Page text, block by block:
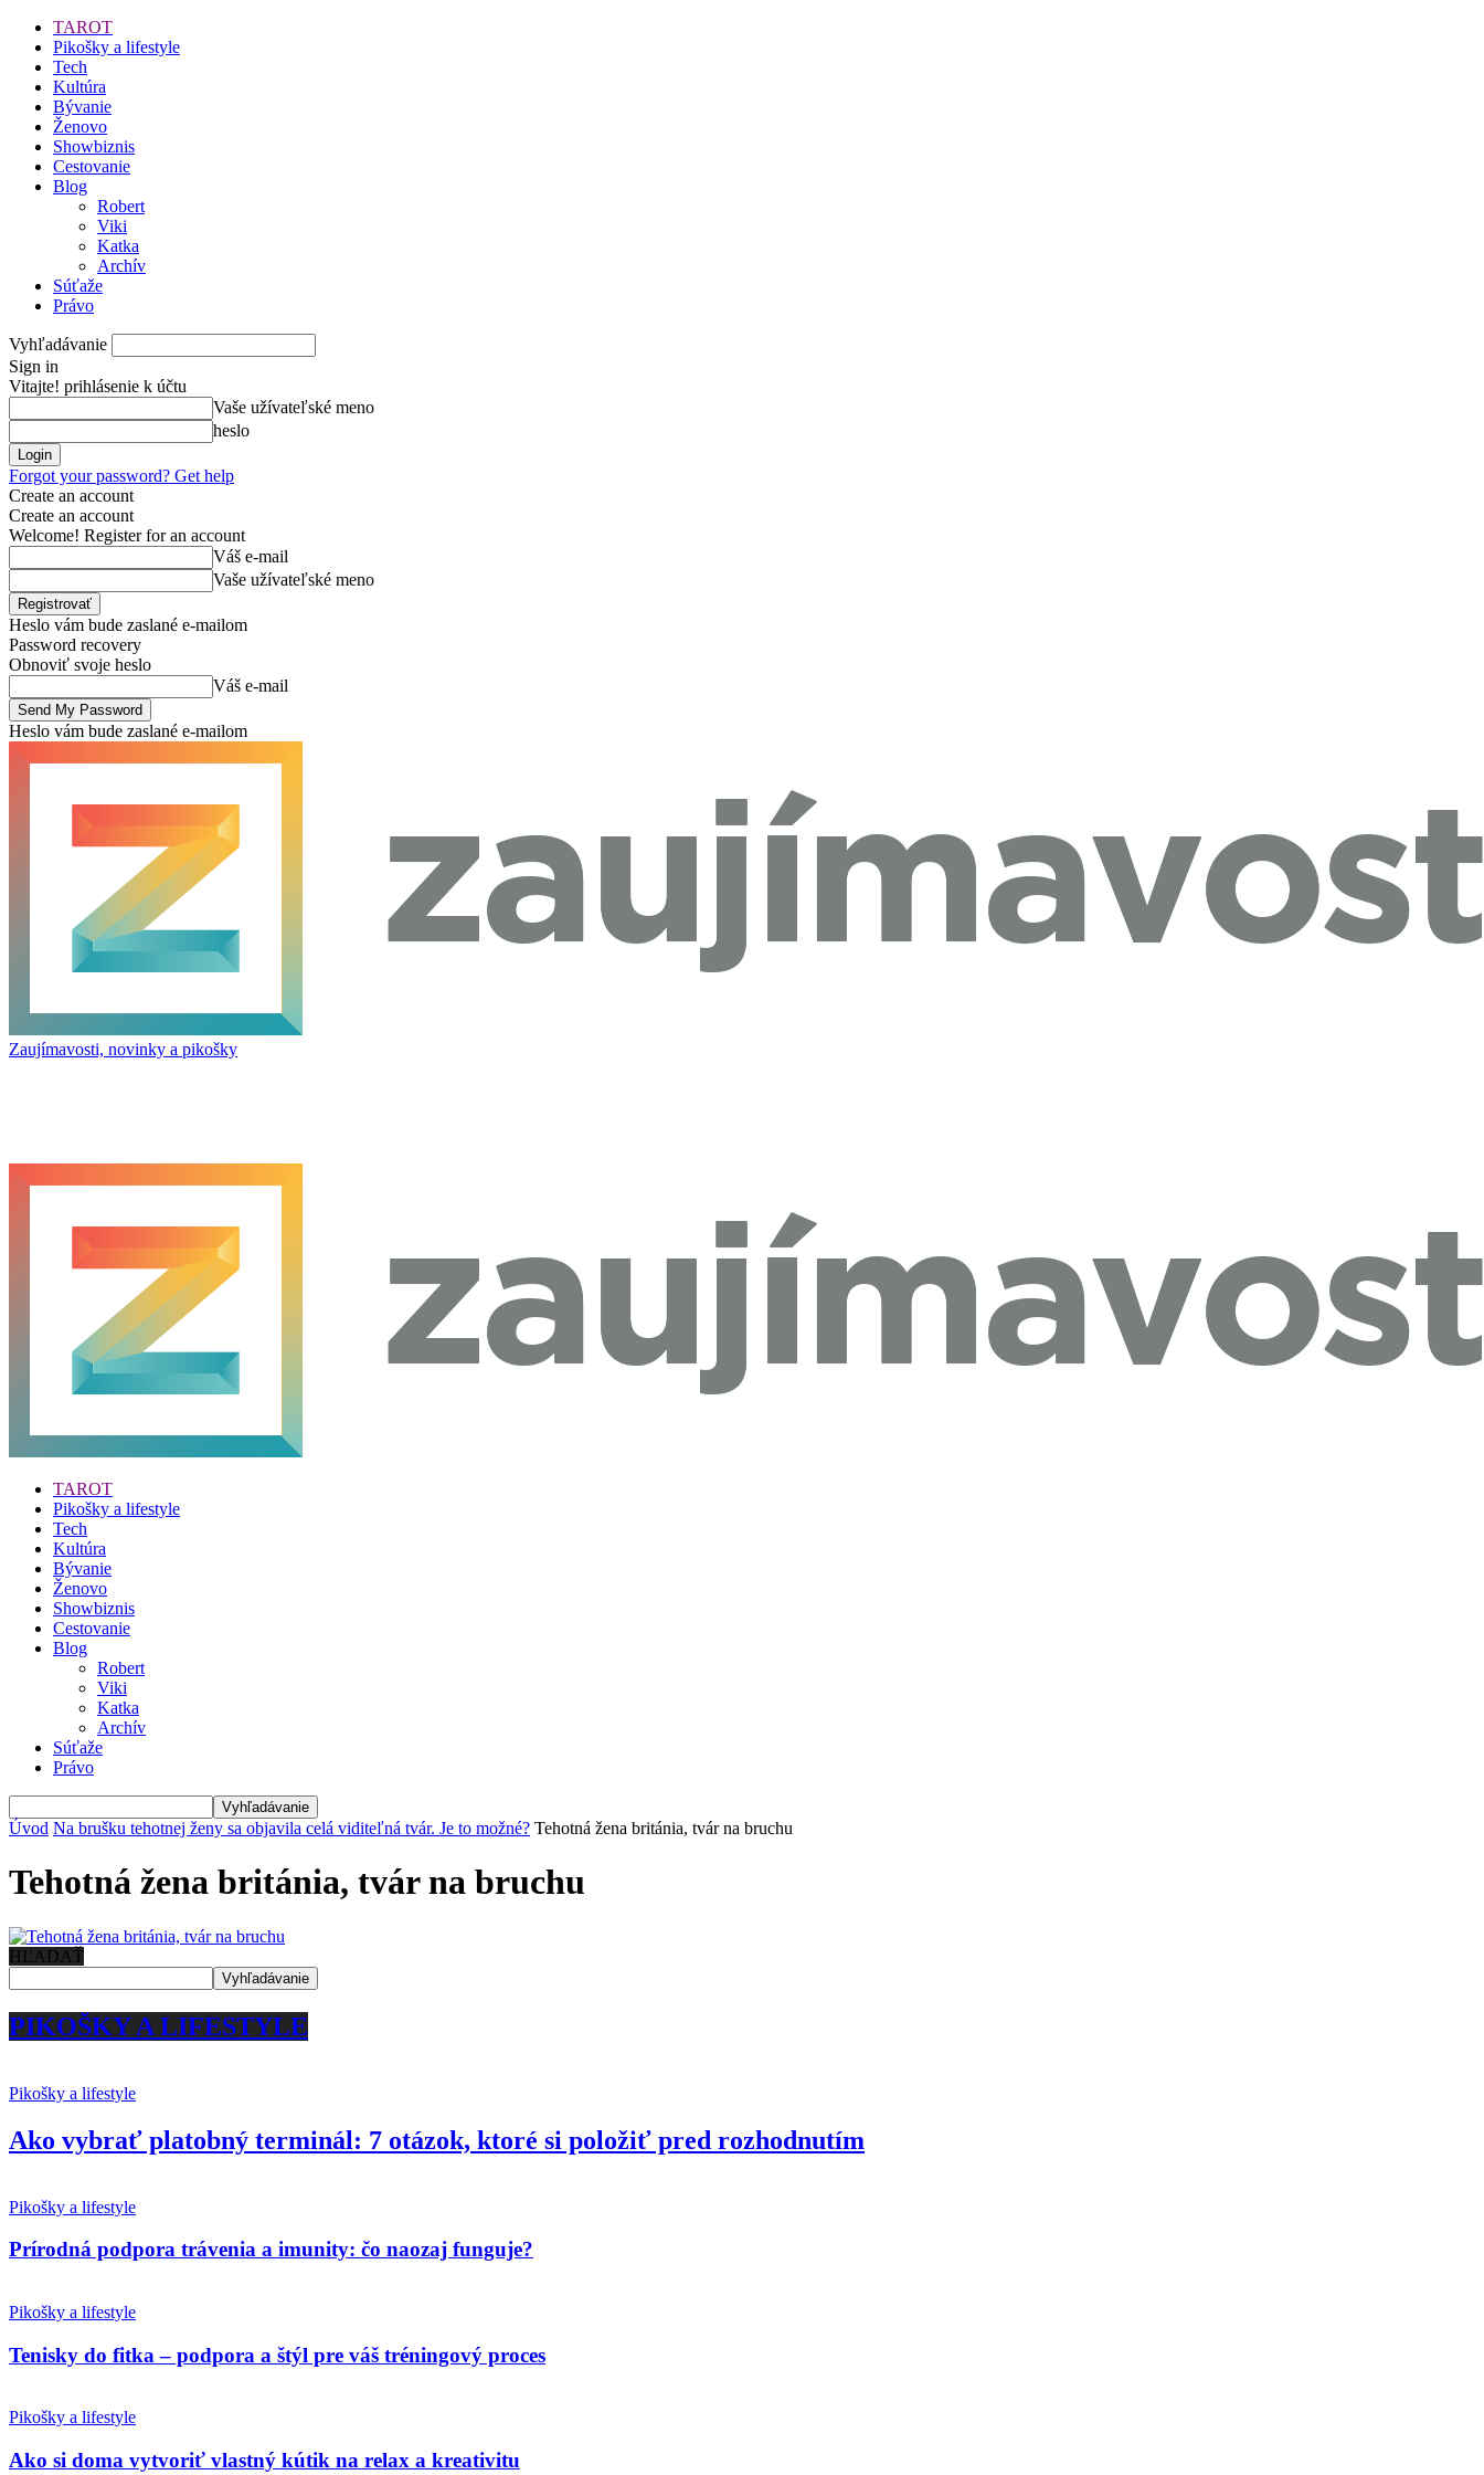
TAROT
Pikošky a lifestyle
Tech
Kultúra
Bývanie
Ženovo
Showbiznis
Cestovanie
Blog
Robert
Viki
Katka
Archív
Súťaže
Právo
Vyhľadávanie
Sign in
Vitajte! prihlásenie k účtu
Vaše užívateľské meno
heslo
Forgot your password? Get help
Create an account
Create an account
Welcome! Register for an account
Váš e-mail
Vaše užívateľské meno
Heslo vám bude zaslané e-mailom
Password recovery
Obnoviť svoje heslo
Váš e-mail
Heslo vám bude zaslané e-mailom
Zaujímavosti, novinky a pikošky
TAROT
Pikošky a lifestyle
Tech
Kultúra
Bývanie
Ženovo
Showbiznis
Cestovanie
Blog
Robert
Viki
Katka
Archív
Súťaže
Právo
Úvod Na brušku tehotnej ženy sa objavila celá viditeľná tvár. Je to možné? Tehotná žena británia, tvár na bruchu
Tehotná žena británia, tvár na bruchu
HĽADAŤ
PIKOŠKY A LIFESTYLE
Pikošky a lifestyle
Ako vybrať platobný terminál: 7 otázok, ktoré si položiť pred rozhodnutím
Pikošky a lifestyle
Prírodná podpora trávenia a imunity: čo naozaj funguje?
Pikošky a lifestyle
Tenisky do fitka – podpora a štýl pre váš tréningový proces
Pikošky a lifestyle
Ako si doma vytvoriť vlastný kútik na relax a kreativitu